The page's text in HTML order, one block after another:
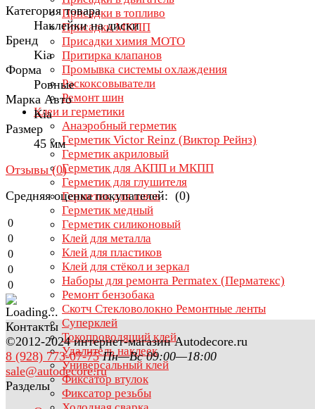
Присадки в топливо
Присадки МКПП
Присадки химия МОТО
Притирка клапанов
Промывка системы охлаждения
Раскоксовыватели
Ремонт шин
Клеи и герметики
Анаэробный герметик
Герметик Victor Reinz (Виктор Рейнз)
Герметик акриловый
Герметик для АКПП и МКПП
Герметик для глушителя
Герметик для швов
Герметик медный
Герметик силиконовый
Клей для металла
Клей для пластиков
Клей для стёкол и зеркал
Наборы для ремонта Permatex (Перматекс)
Ремонт бензобака
Скотч Стекловолокно Ремонтные ленты
Суперклей
Токопроводящий клей
Удалитель наклеек
Универсальный клей
Фиксатор втулок
Фиксатор резьбы
Категория товара
Наклейки на диски
Бренд
Kia
Форма
Ровные
Марка Авто
Kia
Размер
45 мм
Отзывы (0)
Средняя оценка покупателей: (0)
0
0
0
0
0
Контакты
©2012-2024 интернет-магазин Autodecore.ru
8 (928) 773-07-75 Пн—Вс 09:00—18:00
sale@autodecore.ru
Разделы